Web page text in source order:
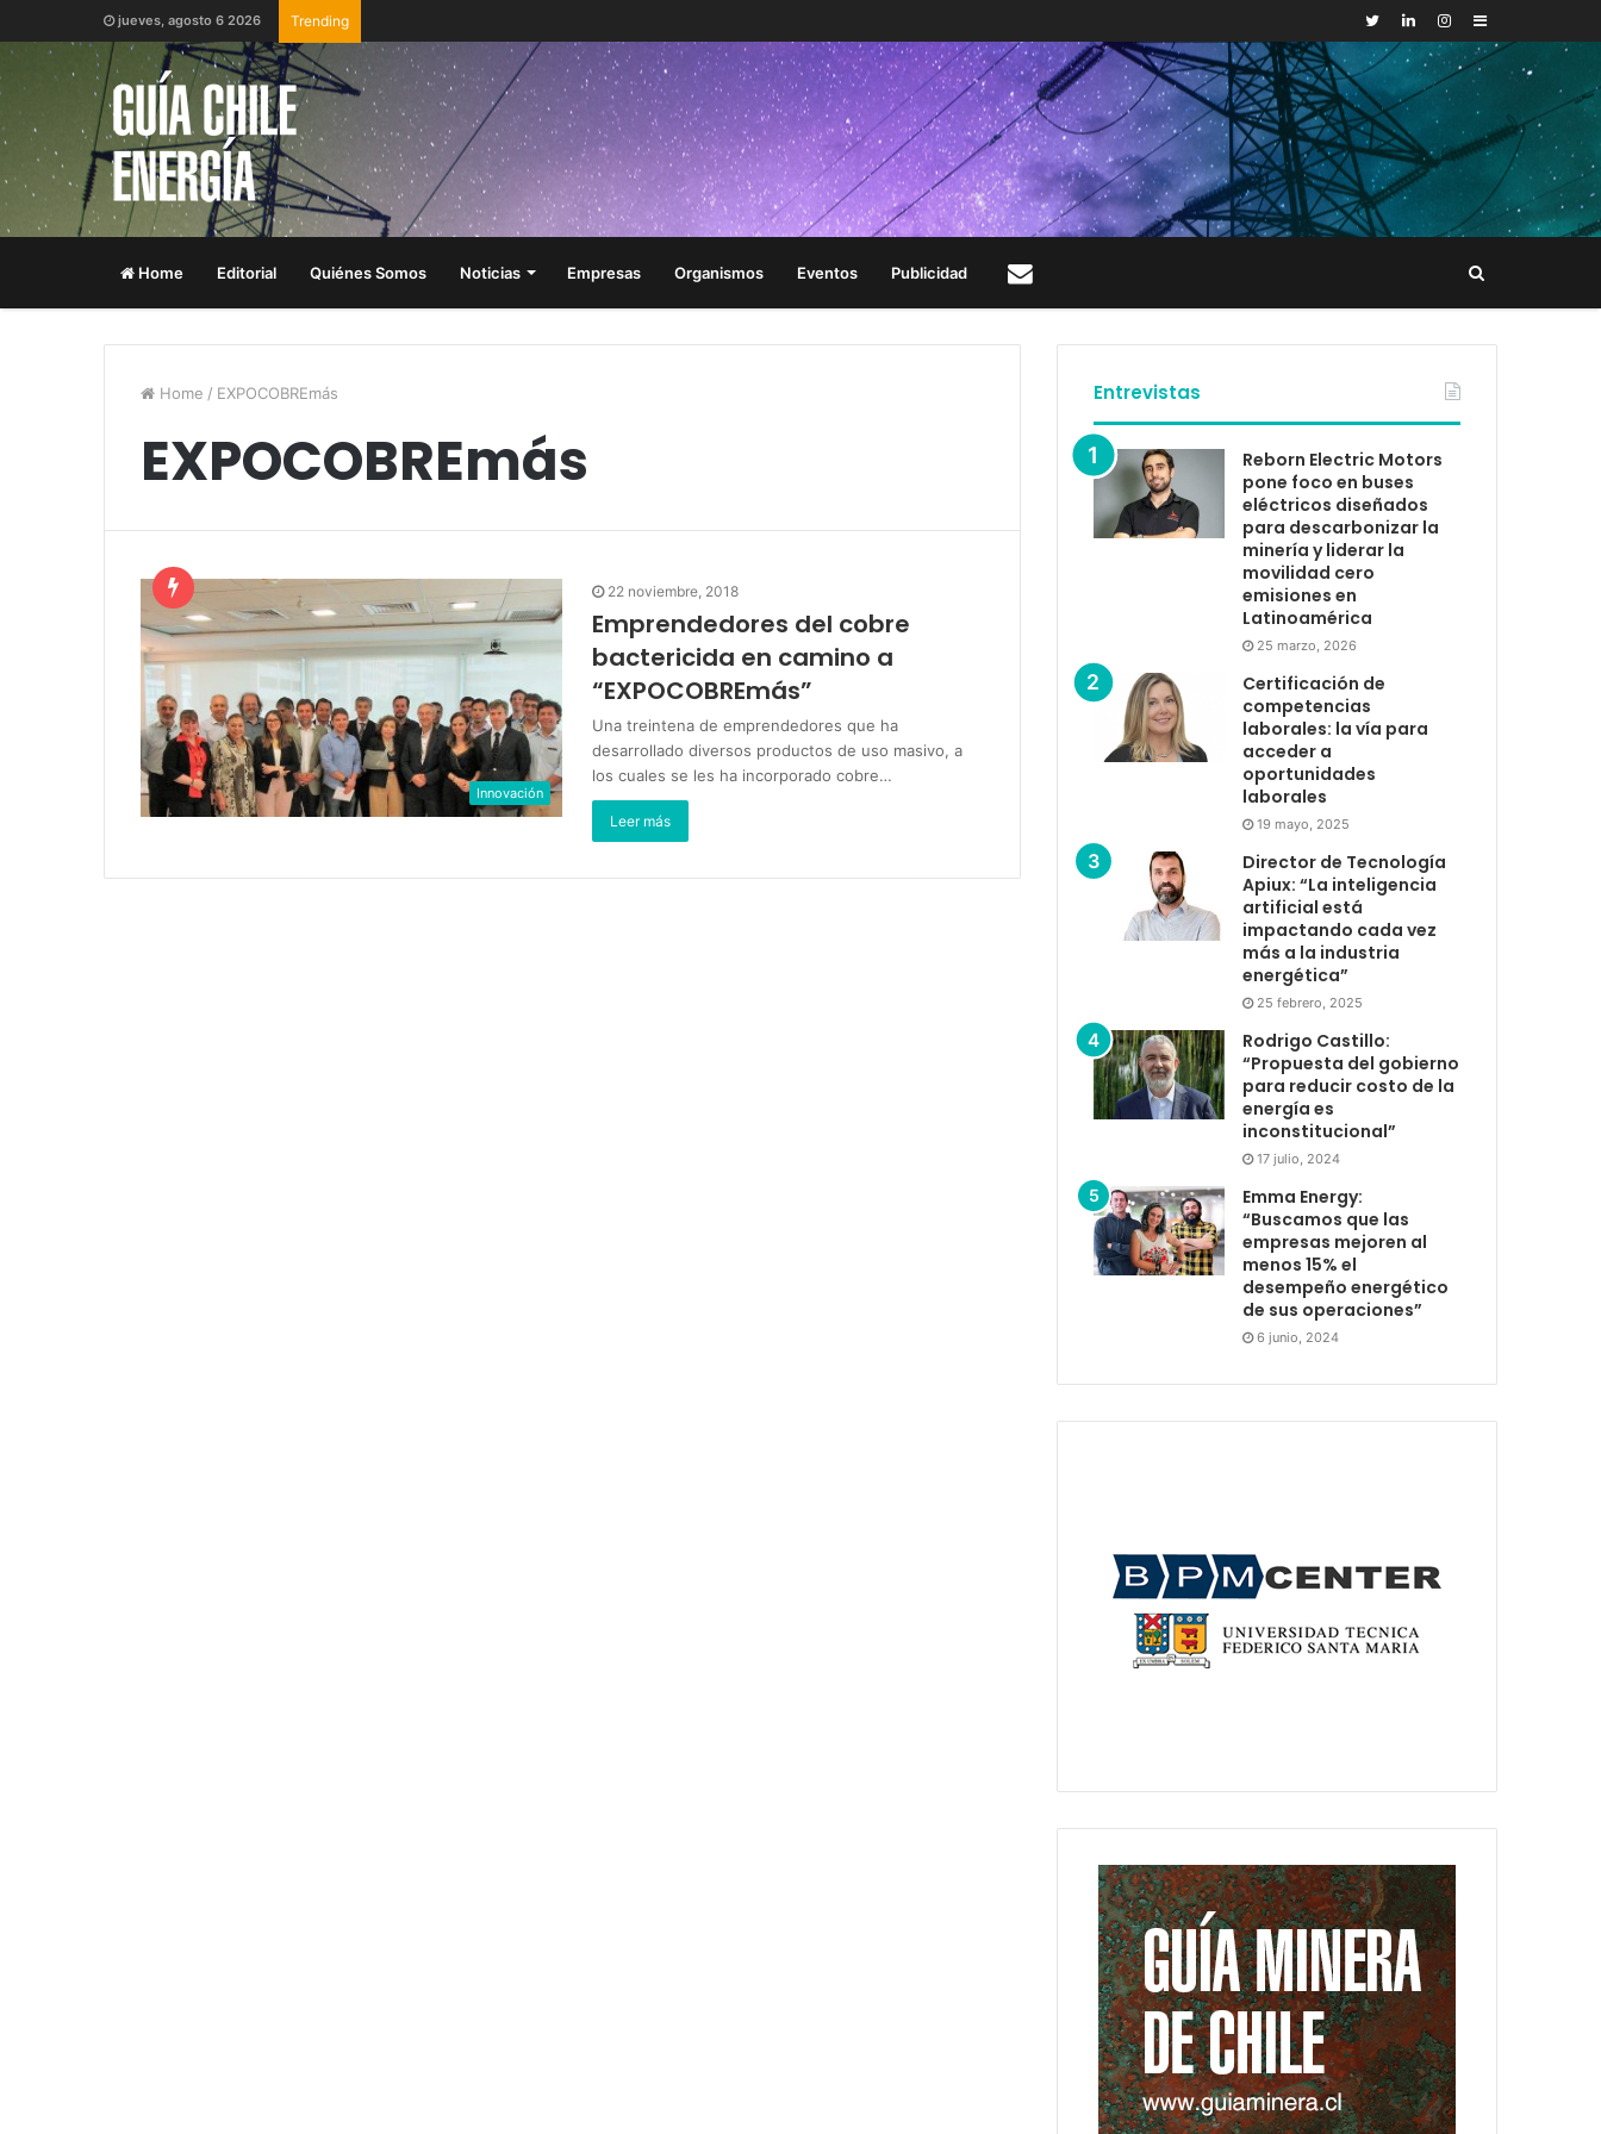
jueves, agosto 6 2026 Trending Sidebar
Home Editorial Quiénes Somos Noticias Empresas Organismos Eventos Publicidad
Home / EXPOCOBREmás
EXPOCOBREmás
Innovación
22 noviembre, 2018
Emprendedores del cobre
bactericida en camino a
“EXPOCOBREmás”
Una treintena de emprendedores que ha
desarrollado diversos productos de uso masivo, a
los cuales se les ha incorporado cobre…
Leer más
Entrevistas
Reborn Electric Motors
pone foco en buses
eléctricos diseñados
para descarbonizar la
minería y liderar la
movilidad cero
emisiones en
Latinoamérica
25 marzo, 2026
Certificación de
competencias
laborales: la vía para
acceder a
oportunidades
laborales
19 mayo, 2025
Director de Tecnología
Apiux: “La inteligencia
artificial está
impactando cada vez
más a la industria
energética”
25 febrero, 2025
Rodrigo Castillo:
“Propuesta del gobierno
para reducir costo de la
energía es
inconstitucional”
17 julio, 2024
Emma Energy:
“Buscamos que las
empresas mejoren al
menos 15% el
desempeño energético
de sus operaciones”
6 junio, 2024